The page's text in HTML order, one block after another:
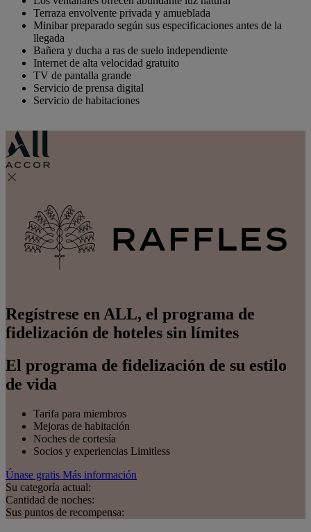
Terraza envolvente privada y amueblada
Minibar preparado según sus especificaciones antes de la
llegada
Bañera y ducha a ras de suelo independiente
Internet de alta velocidad gratuito
TV de pantalla grande
Servicio de prensa digital
Servicio de habitaciones
Regístrese en ALL, el programa de
fidelización de hoteles sin límites
El programa de fidelización de su estilo
de vida
Tarifa para miembros
Mejoras de habitación
Noches de cortesía
Socios y experiencias Limitless
Únase gratis Más información
Su categoría actual:
Cantidad de noches:
Sus puntos de recompensa: